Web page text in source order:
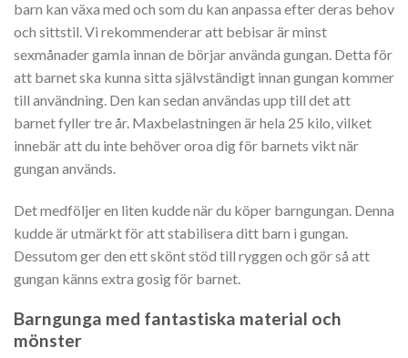
barn kan växa med och som du kan anpassa efter deras behov
och sittstil. Vi rekommenderar att bebisar är minst
sexmånader gamla innan de börjar använda gungan. Detta för
att barnet ska kunna sitta självständigt innan gungan kommer
till användning. Den kan sedan användas upp till det att
barnet fyller tre år. Maxbelastningen är hela 25 kilo, vilket
innebär att du inte behöver oroa dig för barnets vikt när
gungan används.
Det medföljer en liten kudde när du köper barngungan. Denna
kudde är utmärkt för att stabilisera ditt barn i gungan.
Dessutom ger den ett skönt stöd till ryggen och gör så att
gungan känns extra gosig för barnet.
Barngunga med fantastiska material och
mönster